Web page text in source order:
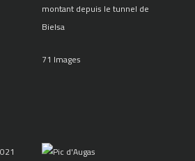
montant depuis le tunnel de
Bielsa
71 Images